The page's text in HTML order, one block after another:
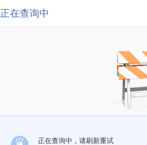
正在查询中
正在查询中，请刷新重试